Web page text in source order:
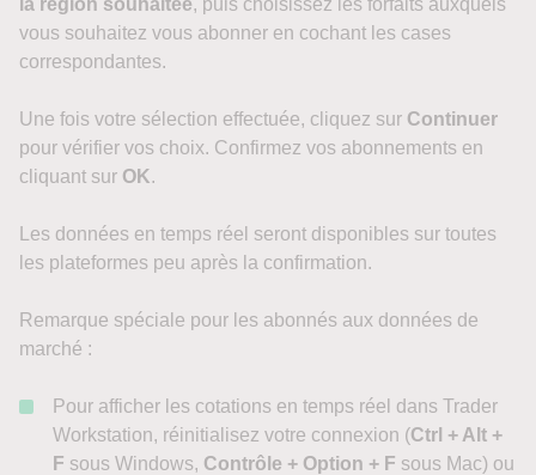
la région souhaitée, puis choisissez les forfaits auxquels
vous souhaitez vous abonner en cochant les cases
correspondantes.
Une fois votre sélection effectuée, cliquez sur Continuer
pour vérifier vos choix. Confirmez vos abonnements en
cliquant sur OK.
Les données en temps réel seront disponibles sur toutes
les plateformes peu après la confirmation.
Remarque spéciale pour les abonnés aux données de
marché :
Pour afficher les cotations en temps réel dans Trader
Workstation, réinitialisez votre connexion (Ctrl + Alt +
F sous Windows, Contrôle + Option + F sous Mac) ou